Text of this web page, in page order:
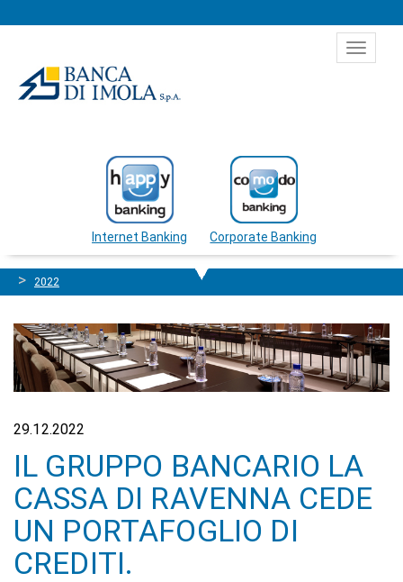
Toggle
Internet Banking Corporate Banking
2022
29.12.2022
IL GRUPPO BANCARIO LA
CASSA DI RAVENNA CEDE
UN PORTAFOGLIO DI
CREDITI.